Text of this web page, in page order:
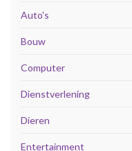
Auto's
Bouw
Computer
Dienstverlening
Dieren
Entertainment